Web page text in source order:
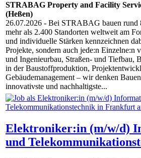
STRABAG Property and Facility
(Heßen)
26.07.2026 - Bei STRABAG bauen rund
mehr als 2.400 Standorten weltweit am
und individuelle Stärken kennzeichnen
Projekte, sondern auch jede:n Einzelne:n
und Ingenieurbau, Straßen- und Tiefbau,
in der Baustoffproduktion,
Gebäudemanagement – wir denken
innovativste und nachhaltigste...
Elektroniker:in (m/w/d)
und